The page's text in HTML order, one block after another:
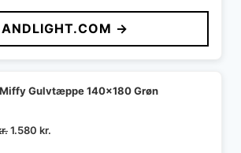
pris
var:
1.899 kr..
pris
er:
1.425 kr..
ANDLIGHT.COM →
Gulvtæppe 140x180 Grøn
Den
1.580 kr.